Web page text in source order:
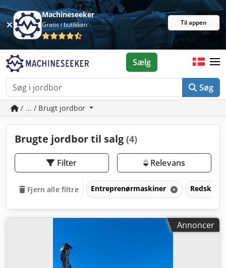
Machineseeker
Gratis i butikken Til appen
Søg
Sælg
/ ... / Brugt jordbor
Brugte jordbor til salg (4)
Filter Relevans
Fjern alle filtre Entreprenørmaskiner
Annoncer